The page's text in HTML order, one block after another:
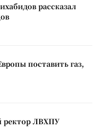
рассказал
поставить газ,
ректор ЛВХПУ